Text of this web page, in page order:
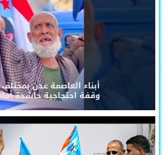
أبناء العاصمة عدن
وقفة احتجاجية حاشدة